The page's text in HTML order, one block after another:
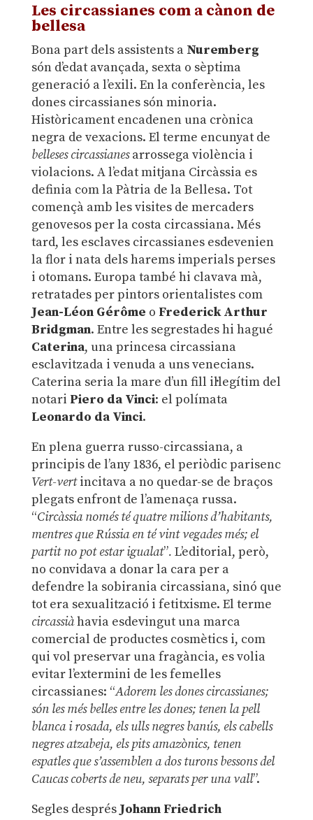
Les circassianes com a cànon de
bellesa
Bona part dels assistents a Nuremberg
són d’edat avançada, sexta o sèptima
generació a l’exili. En la conferència, les
dones circassianes són minoria.
Històricament encadenen una crònica
negra de vexacions. El terme encunyat de
belleses circassianesarrossega violència i
violacions. A l’edat mitjana Circàssia es
definia com la Pàtria de la Bellesa. Tot
començà amb les visites de mercaders
genovesos per la costa circassiana. Més
tard, les esclaves circassianes esdevenien
la flor i nata dels harems imperials perses
i otomans. Europa també hi clavava mà,
retratades per pintors orientalistes com
Jean-Léon Gérôme o Frederick Arthur
Bridgman. Entre les segrestades hi hagué
Caterina, una princesa circassiana
esclavitzada i venuda a uns venecians.
Caterina seria la mare d’un fill il·legítim del
notari Piero da Vinci: el polímata
Leonardo da Vinci.
En plena guerra russo-circassiana, a
principis de l’any 1836, el periòdic parisenc
Vert-vertincitava a no quedar-se de braços
plegats enfront de l’amenaça russa.
“Circàssia només té quatre milions d’habitants,
mentres que Rússia en té vint vegades més; el
partit no pot estar igualat”. L’editorial, però,
no convidava a donar la cara per a
defendre la sobirania circassiana, sinó que
tot era sexualització i fetitxisme. El terme
circassiàhavia esdevingut una marca
comercial de productes cosmètics i, com
qui vol preservar una fragància, es volia
evitar l’extermini de les femelles
circassianes: “Adorem les dones circassianes;
són les més belles entre les dones; tenen la pell
blanca i rosada, els ulls negres banús, els cabells
negres atzabeja, els pits amazònics, tenen
espatles que s’assemblen a dos turons bessons del
Caucas coberts de neu, separats per una vall”.
Segles després Johann Friedrich